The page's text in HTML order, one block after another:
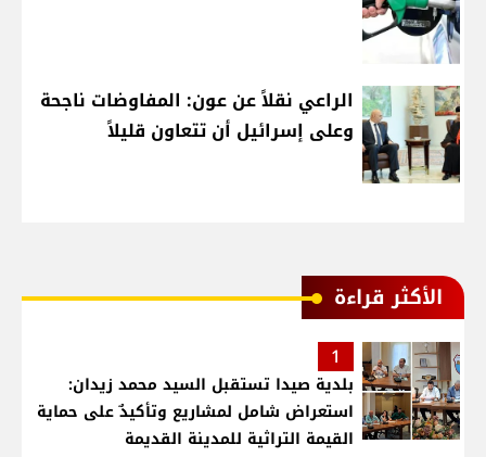
الراعي نقلاً عن عون: المفاوضات ناجحة
وعلى إسرائيل أن تتعاون قليلاً
الأكثر قراءة
1
بلدية صيدا تستقبل السيد محمد زيدان:
استعراض شامل لمشاريع وتأكيدٌ على حماية
القيمة التراثية للمدينة القديمة